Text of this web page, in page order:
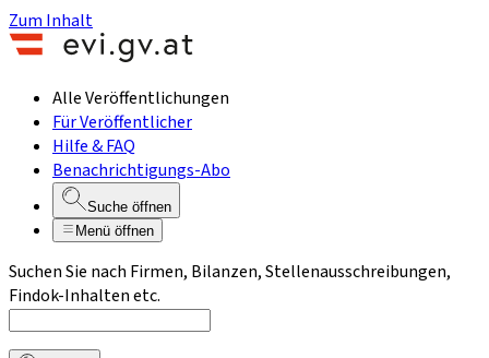
Zum Inhalt
Alle Veröffentlichungen
Für Veröffentlicher
Hilfe & FAQ
Benachrichtigungs-Abo
Suche öffnen
Menü öffnen
Suchen Sie nach Firmen, Bilanzen, Stellenausschreibungen,
Findok-Inhalten etc.